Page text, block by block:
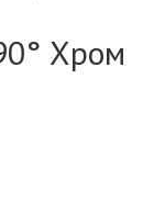
Хром